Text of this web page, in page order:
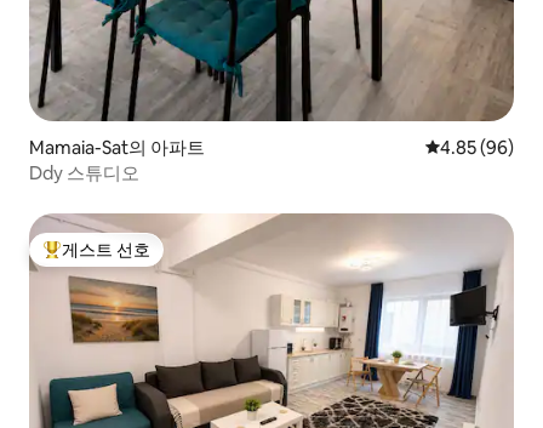
Mamaia-Sat의 아파트 평점 4.85점(5
4.85 (96)
Ddy 스튜디오
상위 게스트 선호
게스트 선호